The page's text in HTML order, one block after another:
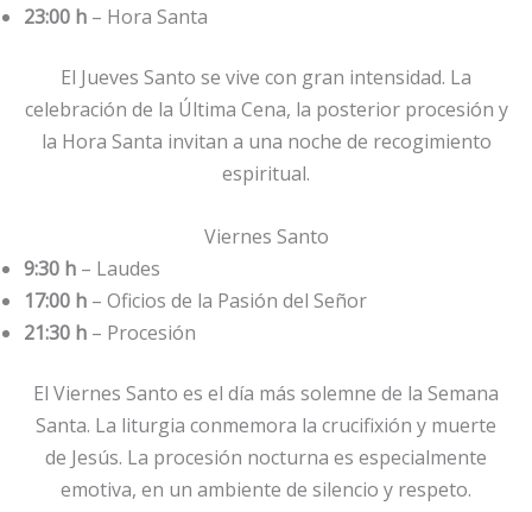
23:00 h – Hora Santa
El Jueves Santo se vive con gran intensidad. La
celebración de la Última Cena, la posterior procesión y
la Hora Santa invitan a una noche de recogimiento
espiritual.
Viernes Santo
9:30 h – Laudes
17:00 h – Oficios de la Pasión del Señor
21:30 h – Procesión
El Viernes Santo es el día más solemne de la Semana
Santa. La liturgia conmemora la crucifixión y muerte
de Jesús. La procesión nocturna es especialmente
emotiva, en un ambiente de silencio y respeto.